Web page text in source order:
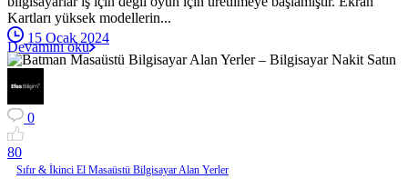
Kartları yüksek modellerin...
15 Ocak 2024
Devamını oku
0
80
Sıfır & İkinci El Masaüstü Bilgisayar Alan Yerler